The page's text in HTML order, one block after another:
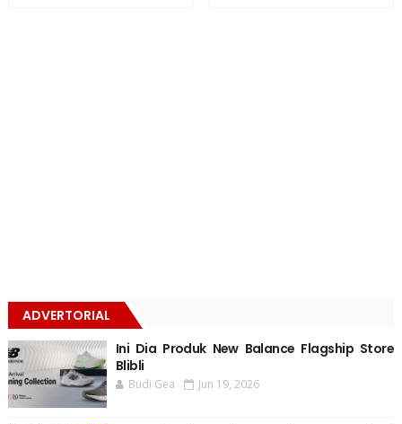
ADVERTORIAL
Ini Dia Produk New Balance Flagship Store
Blibli
Budi Gea Jun 19, 2026